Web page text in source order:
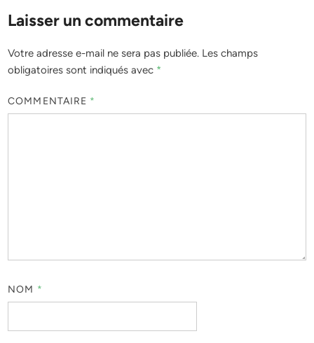
Laisser un commentaire
Votre adresse e-mail ne sera pas publiée. Les champs
obligatoires sont indiqués avec *
COMMENTAIRE *
NOM *